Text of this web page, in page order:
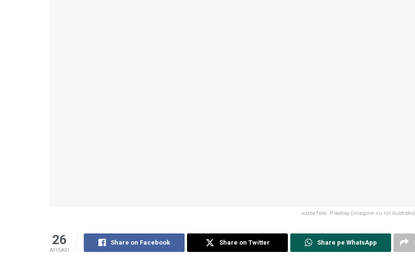
sursa foto: Pixabay (imagine cu rol ilustrativ)
26
AFISARI
Share on Facebook Share on Twitter Share pe WhatsApp